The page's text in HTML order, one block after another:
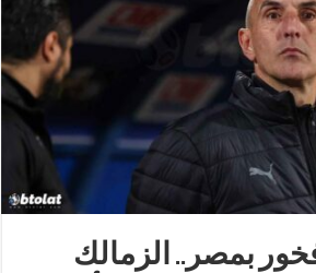
بمصر.. الزمالك